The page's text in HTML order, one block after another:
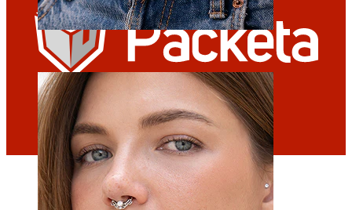
Pępek